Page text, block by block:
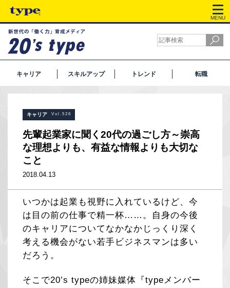
MENU
キャリア スキルアップ トレンド 転職
キャリア Vol.526
先輩起業家に聞く20代の過ごし方～崇高
な理想よりも、有益な情報よりも大切な
こと
2018.04.13
いつかは起業も視野に入れているけど、今
は目の前の仕事で精一杯……。自身の今後
のキャリアについてなかなかじっくり深く
考える機会がない若手ビジネスマンは多い
だろう。
そこで20’s typeの姉妹媒体『typeメンバー